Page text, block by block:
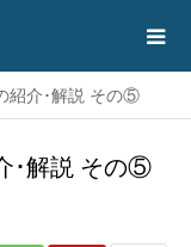
紹介･解説 その⑤
･解説 その⑤